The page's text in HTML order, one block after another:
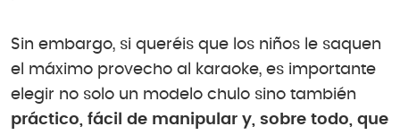
Sin embargo, si queréis que los niños le saquen
el máximo provecho al karaoke, es importante
elegir no solo un modelo chulo sino también
práctico, fácil de manipular y, sobre todo, que